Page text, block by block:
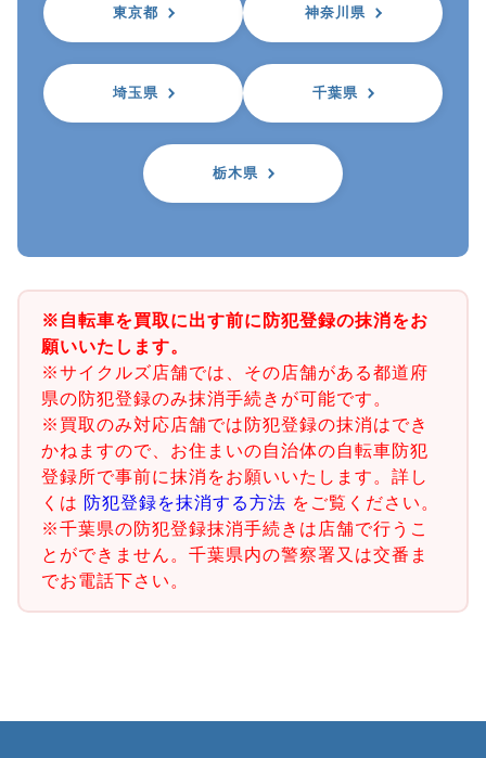
東京都 神奈川県
埼玉県 千葉県
栃木県
※自転車を買取に出す前に防犯登録の抹消をお
願いいたします。
※サイクルズ店舗では、その店舗がある都道府
県の防犯登録のみ抹消手続きが可能です。
※買取のみ対応店舗では防犯登録の抹消はでき
かねますので、お住まいの自治体の自転車防犯
登録所で事前に抹消をお願いいたします。詳し
くは 防犯登録を抹消する方法 をご覧ください。
※千葉県の防犯登録抹消手続きは店舗で行うこ
とができません。千葉県内の警察署又は交番ま
でお電話下さい。